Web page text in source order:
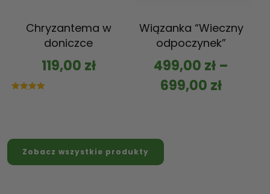
Chryzantema w
doniczce
119,00 zł
Wiązanka “Wieczny
odpoczynek”
499,00 zł –
699,00 zł
Zobacz wszystkie produkty